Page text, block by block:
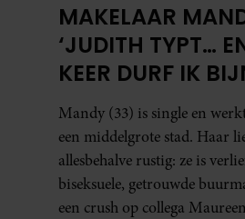
MAKELAAR
‘JUDITH TYPT…
KEER DURF IK
TE LEZEN WAT ER
Mandy (33) is single en
een middelgrote stad. Haar
allesbehalve rustig: ze is
biseksuele, getrouwde
een crush op collega